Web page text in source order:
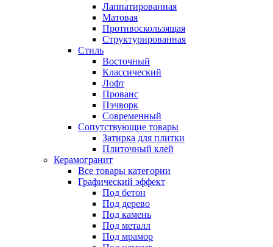
Лаппатированная
Матовая
Противоскользящая
Структурированная
Стиль
Восточный
Классический
Лофт
Прованс
Пэчворк
Современный
Сопутствующие товары
Затирка для плитки
Плиточный клей
Керамогранит
Все товары категории
Графический эффект
Под бетон
Под дерево
Под камень
Под металл
Под мрамор